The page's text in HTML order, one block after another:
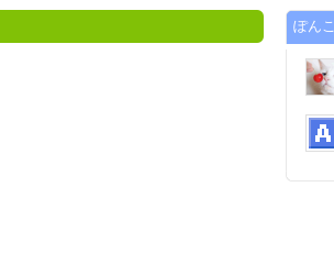
ぽん